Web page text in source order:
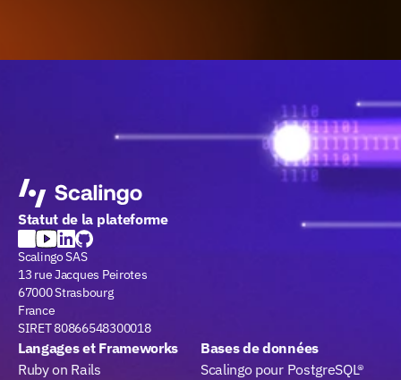
Statut de la plateforme
Scalingo SAS
13 rue Jacques Peirotes
67000 Strasbourg
France
SIRET 80866548300018
Langages et Frameworks
Ruby on Rails
Bases de données
Scalingo pour PostgreSQL®